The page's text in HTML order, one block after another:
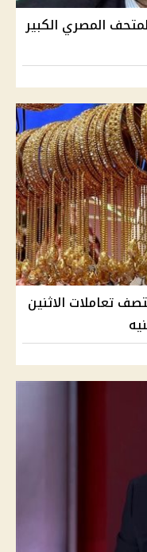
المصري الكبير
105 جنيه بمنتصف تعاملات الاثنين